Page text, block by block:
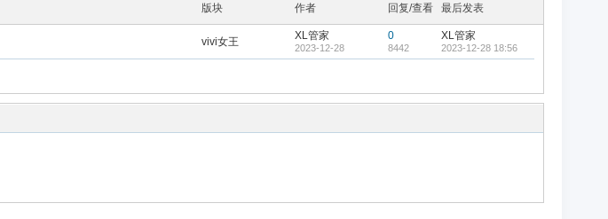
版块 作者 回复/查看 最后发表
vivi女王 XL管家
2023-12-28
0
8442
XL管家
2023-12-28 18:56